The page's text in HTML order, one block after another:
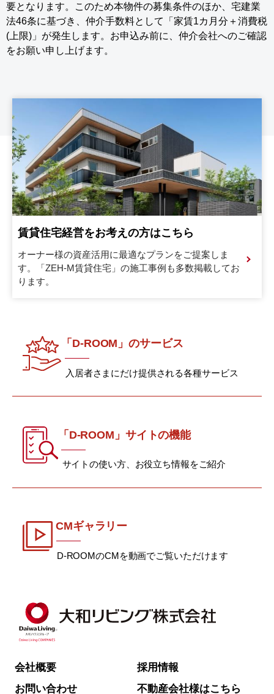
要となります。このため本物件の募集条件のほか、宅建業
法46条に基づき、仲介手数料として「家賃1カ月分＋消費税
(上限)」が発生します。お申込み前に、仲介会社へのご確認
をお願い申し上げます。
賃貸住宅経営をお考えの方はこちら
オーナー様の資産活用に最適なプランをご提案しま
す。
「ZEH-M賃貸住宅」の施工事例も多数掲載してお
ります。
「D-ROOM」のサービス
入居者さまにだけ提供される各種サービス
「D-ROOM」サイトの機能
サイトの使い方、お役立ち情報をご紹介
CMギャラリー
D-ROOMのCMを動画でご覧いただけます
会社概要
採用情報
お問い合わせ
不動産会社様はこちら